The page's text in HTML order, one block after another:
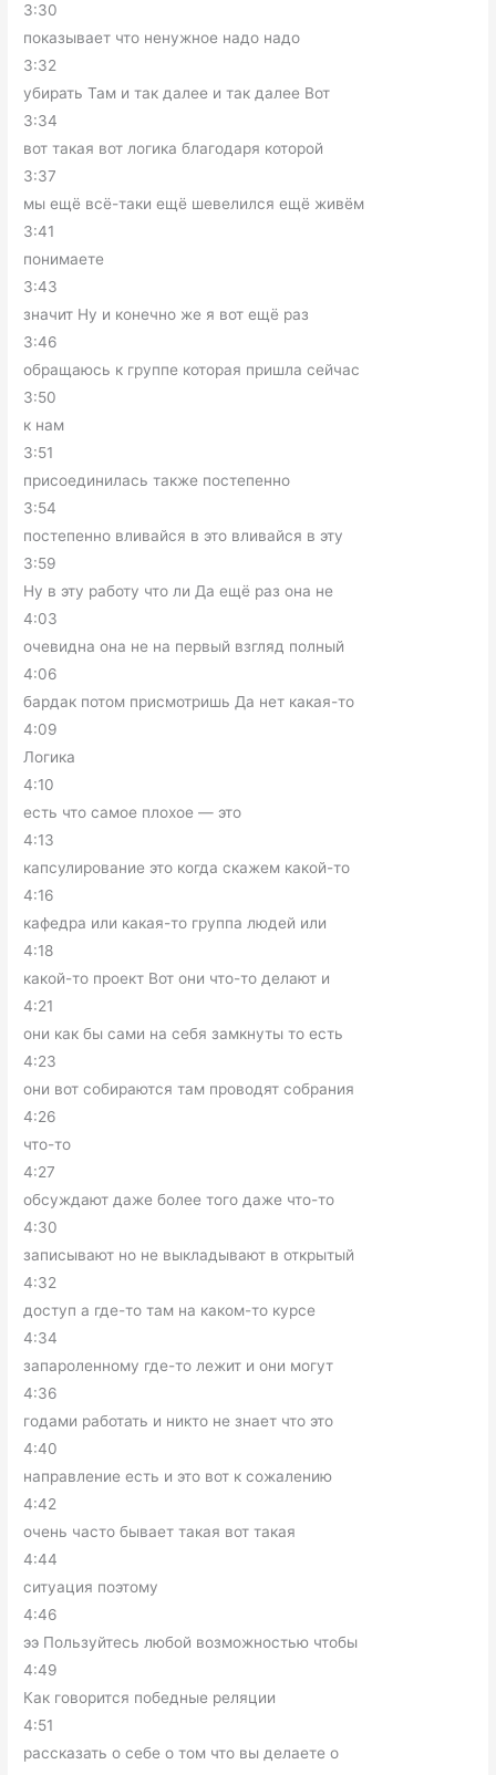
3:30
показывает что ненужное надо надо
3:32
убирать Там и так далее и так далее Вот
3:34
вот такая вот логика благодаря которой
3:37
мы ещё всё-таки ещё шевелился ещё живём
3:41
понимаете
3:43
значит Ну и конечно же я вот ещё раз
3:46
обращаюсь к группе которая пришла сейчас
3:50
к нам
3:51
присоединилась также постепенно
3:54
постепенно вливайся в это вливайся в эту
3:59
Ну в эту работу что ли Да ещё раз она не
4:03
очевидна она не на первый взгляд полный
4:06
бардак потом присмотришь Да нет какая-то
4:09
Логика
4:10
есть что самое плохое — это
4:13
капсулирование это когда скажем какой-то
4:16
кафедра или какая-то группа людей или
4:18
какой-то проект Вот они что-то делают и
4:21
они как бы сами на себя замкнуты то есть
4:23
они вот собираются там проводят собрания
4:26
что-то
4:27
обсуждают даже более того даже что-то
4:30
записывают но не выкладывают в открытый
4:32
доступ а где-то там на каком-то курсе
4:34
запароленному где-то лежит и они могут
4:36
годами работать и никто не знает что это
4:40
направление есть и это вот к сожалению
4:42
очень часто бывает такая вот такая
4:44
ситуация поэтому
4:46
ээ Пользуйтесь любой возможностью чтобы
4:49
Как говорится победные реляции
4:51
рассказать о себе о том что вы делаете о